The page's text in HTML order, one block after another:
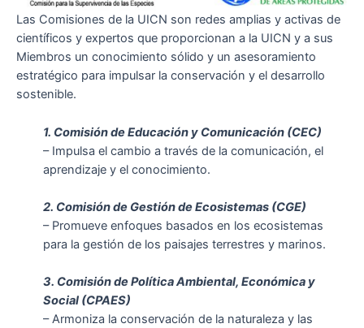
Las Comisiones de la UICN son redes amplias y activas de
científicos y expertos que proporcionan a la UICN y a sus
Miembros un conocimiento sólido y un asesoramiento
estratégico para impulsar la conservación y el desarrollo
sostenible.
1. Comisión de Educación y Comunicación (CEC)
– Impulsa el cambio a través de la comunicación, el
aprendizaje y el conocimiento.
2. Comisión de Gestión de Ecosistemas (CGE)
– Promueve enfoques basados en los ecosistemas
para la gestión de los paisajes terrestres y marinos.
3. Comisión de Política Ambiental, Económica y
Social (CPAES)
– Armoniza la conservación de la naturaleza y las